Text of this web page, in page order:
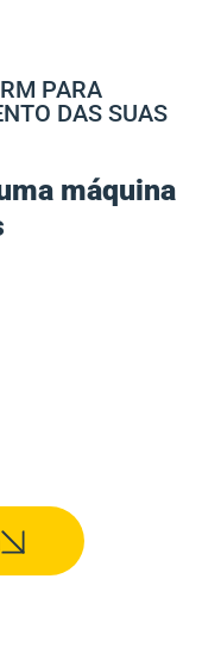
PARA
DAS SUAS
máquina